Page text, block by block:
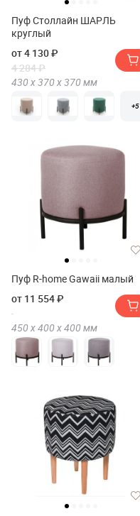
Пуф Столлайн ШАРЛЬ
круглый
от 4 130 ₽
4 284 ₽
430 х370 х370 мм
+5
Пуф R-home Gawaii малый
от 11 554 ₽
450 х400 х400 мм